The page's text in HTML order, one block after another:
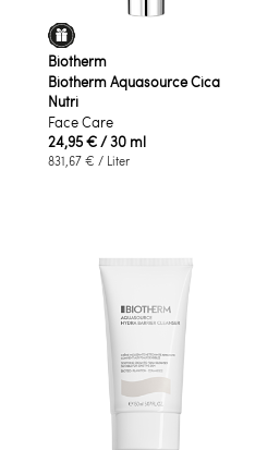
Biotherm
Biotherm Aquasource Cica
Nutri
Face Care
24,95 €/ 30 ml
831,67 € / Liter